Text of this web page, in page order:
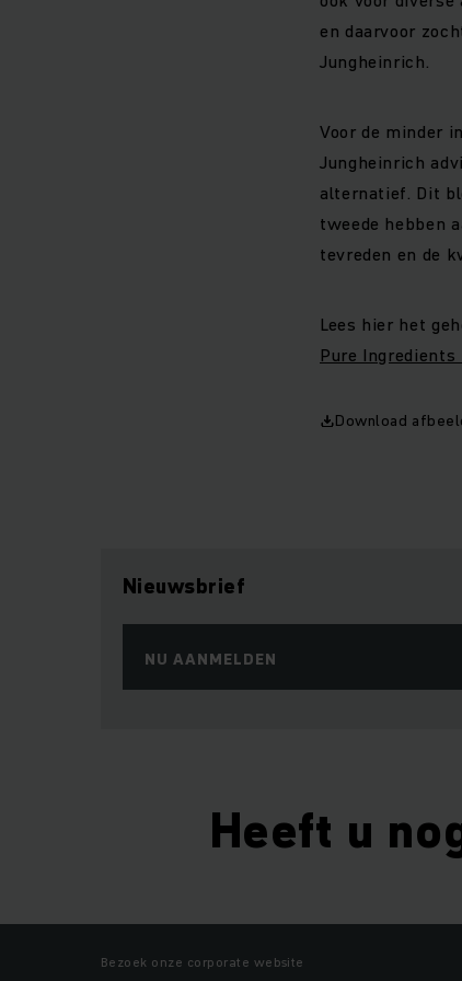
en daarvoor
Jungheinrich.
Voor de minder
Jungheinrich
alternatief. Dit
tweede hebben
tevreden en de
Lees hier het
Pure
Download
Nieuwsbrief
NU AANMELDEN
Heeft u
Bezoek onze corporate website